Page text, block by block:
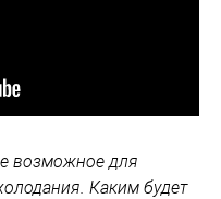
возможное для
Каким будет